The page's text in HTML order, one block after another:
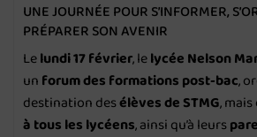
UNE JOURNÉE POUR S’INFORMER,
PRÉPARER SON AVENIR
Lelundi 17 février, lelycée Nelson
un forum des formations post-bac,
destination desélèves de STMG,
à tous les lycéens, ainsi qu’à leurs